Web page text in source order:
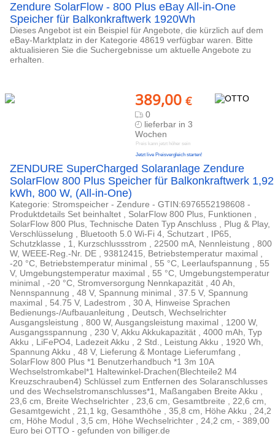
Zendure SolarFlow - 800 Plus eBay All-in-One
Speicher für Balkonkraftwerk 1920Wh
Dieses Angebot ist ein Beispiel für Angebote, die kürzlich auf dem
eBay-Marktplatz in der Kategorie 48619 verfügbar waren. Bitte
aktualisieren Sie die Suchergebnisse um aktuelle Angebote zu
erhalten.
389,00 €
0
lieferbar in 3
Wochen
Preis kann jetzt höher sein
Jetzt live Preisvergleich starten!
ZENDURE SuperCharged Solaranlage Zendure
SolarFlow 800 Plus Speicher für Balkonkraftwerk 1,92
kWh, 800 W, (All-in-One)
Kategorie: Stromspeicher - Zendure - GTIN:6976552198608 -
Produktdetails Set beinhaltet , SolarFlow 800 Plus, Funktionen ,
SolarFlow 800 Plus, Technische Daten Typ Anschluss , Plug & Play,
Verschlüsselung , Bluetooth 5.0 Wi-Fi 4, Schutzart , IP65,
Schutzklasse , 1, Kurzschlussstrom , 22500 mA, Nennleistung , 800
W, WEEE-Reg.-Nr. DE , 93812415, Betriebstemperatur maximal ,
-20 °C, Betriebstemperatur minimal , 55 °C, Leerlaufspannung , 55
V, Umgebungstemperatur maximal , 55 °C, Umgebungstemperatur
minimal , -20 °C, Stromversorgung Nennkapazität , 40 Ah,
Nennspannung , 48 V, Spannung minimal , 37.5 V, Spannung
maximal , 54.75 V, Ladestrom , 30 A, Hinweise Sprachen
Bedienungs-/Aufbauanleitung , Deutsch, Wechselrichter
Ausgangsleistung , 800 W, Ausgangsleistung maximal , 1200 W,
Ausgangsspannung , 230 V, Akku Akkukapazität , 4000 mAh, Typ
Akku , LiFePO4, Ladezeit Akku , 2 Std., Leistung Akku , 1920 Wh,
Spannung Akku , 48 V, Lieferung & Montage Lieferumfang ,
SolarFlow 800 Plus *1 Benutzerhandbuch *1 3m 10A
Wechselstromkabel*1 Haltewinkel-Drachen(Blechteile2 M4
Kreuzschrauben4) Schlüssel zum Entfernen des Solaranschlusses
und des Wechselstromanschlusses*1, Maßangaben Breite Akku ,
23,6 cm, Breite Wechselrichter , 23,6 cm, Gesamtbreite , 22,6 cm,
Gesamtgewicht , 21,1 kg, Gesamthöhe , 35,8 cm, Höhe Akku , 24,2
cm, Höhe Modul , 3,5 cm, Höhe Wechselrichter , 24,2 cm, - 389,00
Euro bei OTTO - gefunden von billiger.de